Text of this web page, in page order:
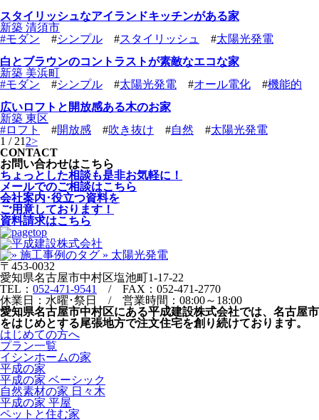
スタイリッシュなアイランドキッチンがある家
新築 清須市
#モダン #シンプル #スタイリッシュ #太陽光発電
白とブラウンのコントラストが素敵なエコな家
新築 美浜町
#モダン #シンプル #太陽光発電 #オール電化 #機能的
広いロフトと開放感ある木のお家
新築 東区
#ロフト #開放感 #吹き抜け #自然 #太陽光発電
1 / 21 2>
CONTACT
お問い合わせはこちら
ちょっとした相談も是非お気軽に！
メールでのご相談はこちら
会社案内･役立つ資料を
ご用意しております！
資料請求はこちら
〒453-0032
愛知県名古屋市中村区塩池町1-17-22
TEL： 052-471-9541
/ FAX：052-471-2770
休業日：水曜･祭日 / 営業時間：08:00～18:00
愛知県名古屋市中村区にある平成建設株式会社では、名古屋市
をはじめとする尾張地方で注文住宅を創り続けております。
はじめての方へ
プラン一覧
イシンホームの家
平成の家
平成の家 ベーシック
自然素材の家 日々木
平成の家 平屋
ペットと住む家